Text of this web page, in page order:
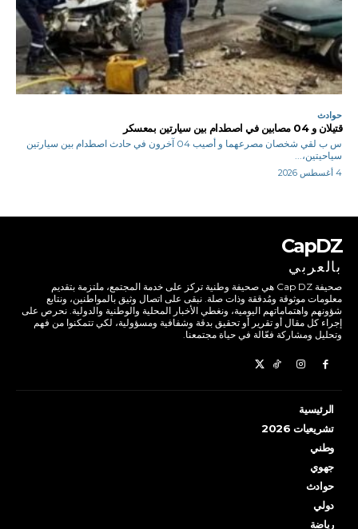
حوادث
قتيلان و 04 مصابين في اصطدام بين سيارتين بمعسكر
س ب لقي شخصان مصرعهما و أصيب 04 آخرون في حادث اصطدام بين سيارتين
سياحيتين،...
4 أغسطس 2026
CapDZ
بالعربي
صحيفة Cap DZ هي صحيفة وطنية تركز على خدمة المجتمع، ملتزمة بتقديم
معلومات موثوقة ومُدققة وذات صلة. نبقى على اتصال وثيق بالمواطنين، ونتابع
شؤونهم واهتماماتهم اليومية، ونغطي الأخبار المحلية والوطنية والدولية. نحرص على
إجراء كل مقال أو تقرير أو تحقيق بدقة وشفافية ومسؤولية، لكي تتمكنوا من فهم
وتحليل ومشاركة فعّالة في حياة مجتمعنا.
الرئيسية
تشريعيات 2026
وطني
جهوي
حوادث
دولي
رياضة